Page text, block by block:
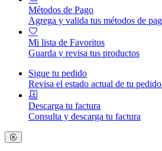
Métodos de Pago
Agrega y valida tus métodos de
Mi lista de Favoritos
Guarda y revisa tus productos
Sigue tu pedido
Revisa el estado actual de tu
Descarga tu factura
Consulta y descarga tu factura